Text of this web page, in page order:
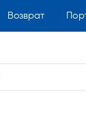
Возврат